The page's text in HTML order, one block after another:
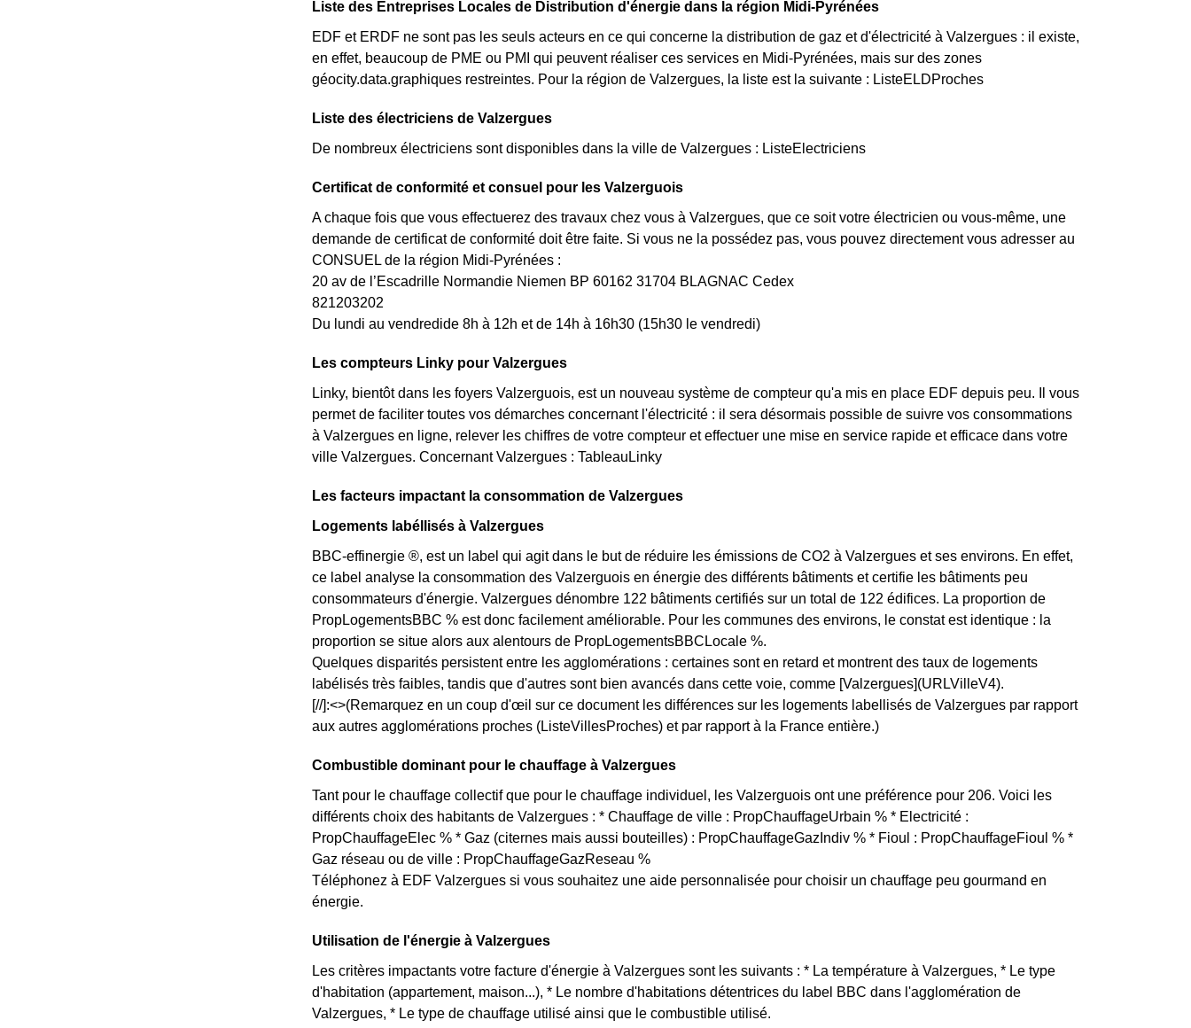
Liste des Entreprises Locales de Distribution d'énergie dans la région Midi-Pyrénées
EDF et ERDF ne sont pas les seuls acteurs en ce qui concerne la distribution de gaz et d'électricité à Valzergues : il existe,
en effet, beaucoup de PME ou PMI qui peuvent réaliser ces services en Midi-Pyrénées, mais sur des zones
géocity.data.graphiques restreintes. Pour la région de Valzergues, la liste est la suivante : ListeELDProches
Liste des électriciens de Valzergues
De nombreux électriciens sont disponibles dans la ville de Valzergues : ListeElectriciens
Certificat de conformité et consuel pour les Valzerguois
A chaque fois que vous effectuerez des travaux chez vous à Valzergues, que ce soit votre électricien ou vous-même, une
demande de certificat de conformité doit être faite. Si vous ne la possédez pas, vous pouvez directement vous adresser au
CONSUEL de la région Midi-Pyrénées :
20 av de l’Escadrille Normandie Niemen BP 60162 31704 BLAGNAC Cedex
821203202
Du lundi au vendredide 8h à 12h et de 14h à 16h30 (15h30 le vendredi)
Les compteurs Linky pour Valzergues
Linky, bientôt dans les foyers Valzerguois, est un nouveau système de compteur qu'a mis en place EDF depuis peu. Il vous
permet de faciliter toutes vos démarches concernant l'électricité : il sera désormais possible de suivre vos consommations
à Valzergues en ligne, relever les chiffres de votre compteur et effectuer une mise en service rapide et efficace dans votre
ville Valzergues. Concernant Valzergues : TableauLinky
Les facteurs impactant la consommation de Valzergues
Logements labéllisés à Valzergues
BBC-effinergie ®, est un label qui agit dans le but de réduire les émissions de CO2 à Valzergues et ses environs. En effet,
ce label analyse la consommation des Valzerguois en énergie des différents bâtiments et certifie les bâtiments peu
consommateurs d'énergie. Valzergues dénombre 122 bâtiments certifiés sur un total de 122 édifices. La proportion de
PropLogementsBBC % est donc facilement améliorable. Pour les communes des environs, le constat est identique : la
proportion se situe alors aux alentours de PropLogementsBBCLocale %.
Quelques disparités persistent entre les agglomérations : certaines sont en retard et montrent des taux de logements
labélisés très faibles, tandis que d'autres sont bien avancés dans cette voie, comme [Valzergues](URLVilleV4).
[//]:<>(Remarquez en un coup d'œil sur ce document les différences sur les logements labellisés de Valzergues par rapport
aux autres agglomérations proches (ListeVillesProches) et par rapport à la France entière.)
Combustible dominant pour le chauffage à Valzergues
Tant pour le chauffage collectif que pour le chauffage individuel, les Valzerguois ont une préférence pour 206. Voici les
différents choix des habitants de Valzergues : * Chauffage de ville : PropChauffageUrbain % * Electricité :
PropChauffageElec % * Gaz (citernes mais aussi bouteilles) : PropChauffageGazIndiv % * Fioul : PropChauffageFioul % *
Gaz réseau ou de ville : PropChauffageGazReseau %
Téléphonez à EDF Valzergues si vous souhaitez une aide personnalisée pour choisir un chauffage peu gourmand en
énergie.
Utilisation de l'énergie à Valzergues
Les critères impactants votre facture d'énergie à Valzergues sont les suivants : * La température à Valzergues, * Le type
d'habitation (appartement, maison...), * Le nombre d'habitations détentrices du label BBC dans l'agglomération de
Valzergues, * Le type de chauffage utilisé ainsi que le combustible utilisé.